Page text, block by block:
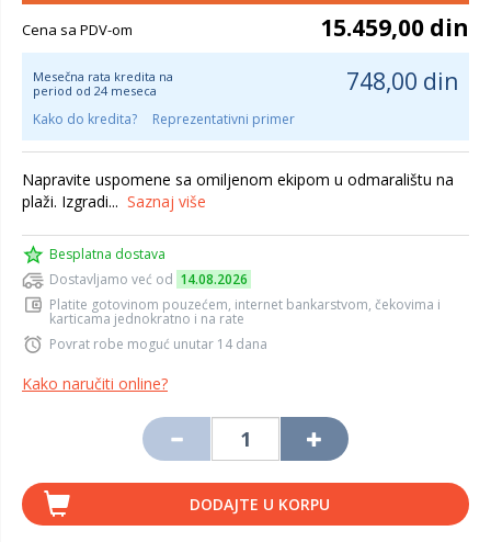
Cena sa PDV-om 15.459,00 din
Mesečna rata kredita na
period od 24 meseca
748,00 din
Kako do kredita? Reprezentativni primer
Napravite uspomene sa omiljenom ekipom u odmaralištu na
plaži. Izgradi... Saznaj više
Besplatna dostava
Dostavljamo već od 14.08.2026
Platite gotovinom pouzećem, internet bankarstvom, čekovima i
karticama jednokratno i na rate
Povrat robe moguć unutar 14 dana
Kako naručiti online?
DODAJTE U KORPU